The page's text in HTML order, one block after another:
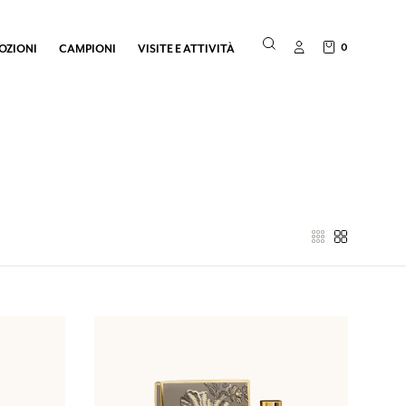
CAMPIONI VISITE E ATTIVITÀ 0